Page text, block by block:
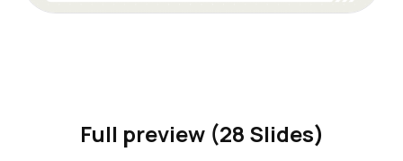
Full preview (28 Slides)